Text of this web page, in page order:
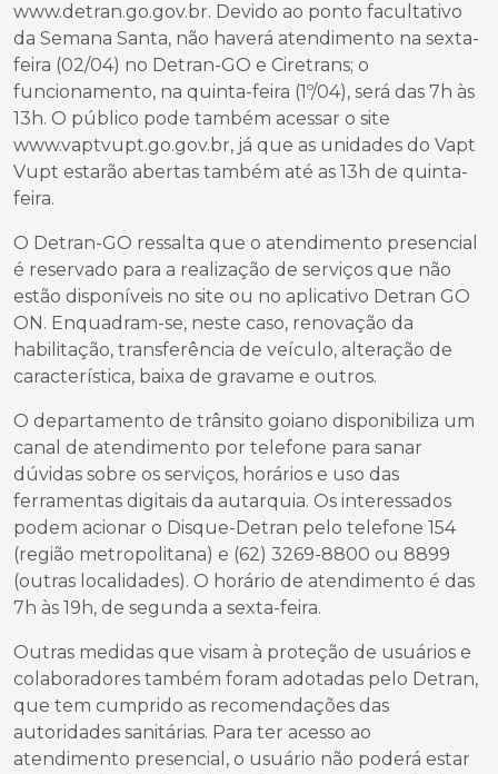
www.detran.go.gov.br. Devido ao ponto facultativo
da Semana Santa, não haverá atendimento na sexta-
feira (02/04) no Detran-GO e Ciretrans; o
funcionamento, na quinta-feira (1º/04), será das 7h às
13h. O público pode também acessar o site
www.vaptvupt.go.gov.br, já que as unidades do Vapt
Vupt estarão abertas também até as 13h de quinta-
feira.
O Detran-GO ressalta que o atendimento presencial
é reservado para a realização de serviços que não
estão disponíveis no site ou no aplicativo Detran GO
ON. Enquadram-se, neste caso, renovação da
habilitação, transferência de veículo, alteração de
característica, baixa de gravame e outros.
O departamento de trânsito goiano disponibiliza um
canal de atendimento por telefone para sanar
dúvidas sobre os serviços, horários e uso das
ferramentas digitais da autarquia. Os interessados
podem acionar o Disque-Detran pelo telefone 154
(região metropolitana) e (62) 3269-8800 ou 8899
(outras localidades). O horário de atendimento é das
7h às 19h, de segunda a sexta-feira.
Outras medidas que visam à proteção de usuários e
colaboradores também foram adotadas pelo Detran,
que tem cumprido as recomendações das
autoridades sanitárias. Para ter acesso ao
atendimento presencial, o usuário não poderá estar